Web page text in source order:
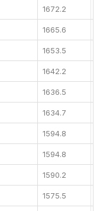
1672.2
1665.6
1653.5
1642.2
1636.5
1634.7
1594.8
1594.8
1590.2
1575.5